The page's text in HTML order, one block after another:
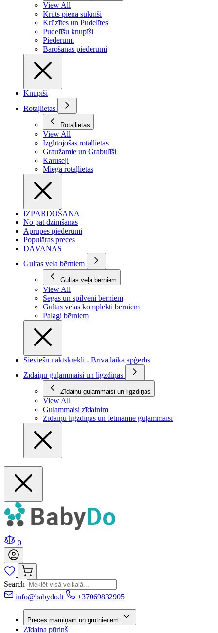
View All
Krūts piena sūknīši
Krūzītes un Pudelītes
Pudelīšu knupīši
Piederumi
Barošanas piederumi
Knupīši
Rotaļlietas
Rotaļlietas
View All
Izglītojošas rotaļlietas
Graužamie un Grabulīši
Karuseļi
Miega rotaļlietas
IZPĀRDOŠANA
No pat dzimšanas
Aprūpes piederumi
Populāras preces
DĀVANAS
Gultas veļa bērniem
Gultas veļa bērniem
View All
Segas un spilveni bērniem
Gultas veļas komplekti bērniem
Palagi bērniem
Sieviešu naktskrekli - Brīvā laika apģērbs
Zīdaiņu guļammaisi un ligzdiņas
Zīdaiņu guļammaisi un ligzdiņas
View All
Guļammaisi zīdainim
Zīdaiņu ligzdiņas un Ietināmie guļammaisi
0
Search
info@babydo.lt
+37069832905
Preces māmiņām un grūtniecēm
Zīdaiņa pūriņš